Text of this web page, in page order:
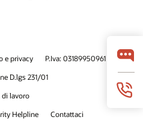
e privacy
P.Iva: 03189950961
D.lgs 231/01
lavoro
Helpline Contattaci